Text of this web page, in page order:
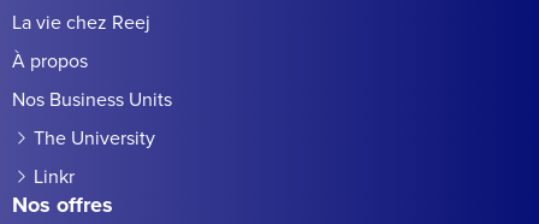
La vie chez Reej
À propos
Nos Business Units
The University
Linkr
Nos offres